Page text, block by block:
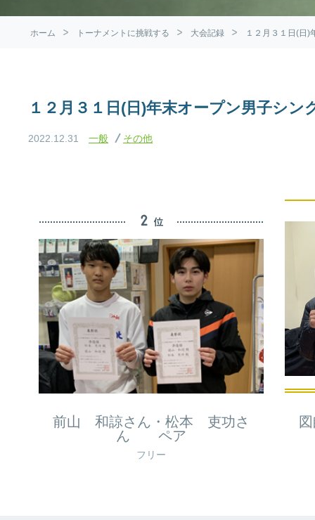
ホーム トーナメントに挑戦する 大会記録 １２月３１日(日)
１２月３１日(日)年末オープン男子シン
2022.12.31 一般 その他
前山 和諒さん・松本 吏功さ
ん ペア
フリー